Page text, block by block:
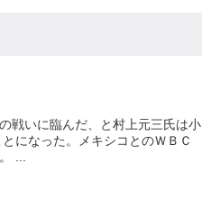
戦いに臨んだ、と村上元三氏は小
になった。メキシコとのＷＢＣ
...